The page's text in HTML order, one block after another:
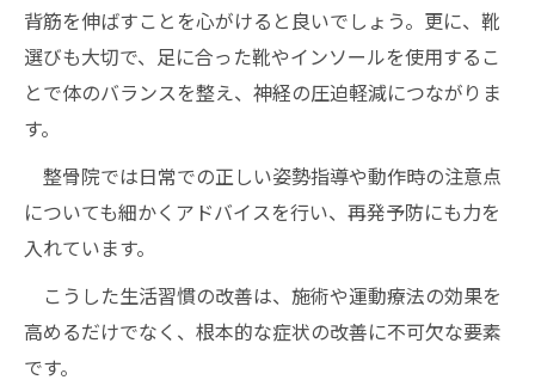
背筋を伸ばすことを心がけると良いでしょう。更に、靴
選びも大切で、足に合った靴やインソールを使用するこ
とで体のバランスを整え、神経の圧迫軽減につながりま
す。
整骨院では日常での正しい姿勢指導や動作時の注意点
についても細かくアドバイスを行い、再発予防にも力を
入れています。
こうした生活習慣の改善は、施術や運動療法の効果を
高めるだけでなく、根本的な症状の改善に不可欠な要素
です。